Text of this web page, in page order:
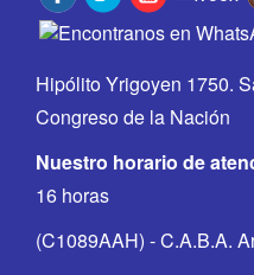
Hipólito Yrigoyen 1750.
Congreso de la Nación
Nuestro horario de
16 horas
(C1089AAH) - C.A.B.A.